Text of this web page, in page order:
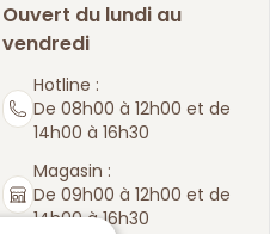
Ouvert du lundi au
vendredi
Hotline :
De 08h00 à 12h00 et de
14h00 à 16h30
Magasin :
De 09h00 à 12h00 et de
14h00 à 16h30